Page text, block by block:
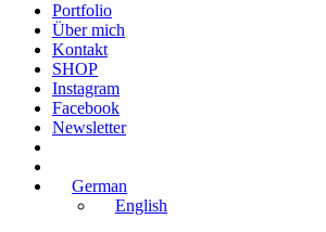
Portfolio
Über mich
Kontakt
SHOP
Instagram
Facebook
Newsletter
German
English